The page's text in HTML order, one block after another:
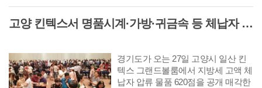
음은 8월 10일자 6급 부팀장 이하 인
사발령 사항이다.
고양 킨텍스서 명품시계·가방·귀금속 등 체납자 압류 동산 620점 공개 경매
경기도가 오는 27일 고양시 일산 킨
텍스 그랜드볼룸에서 지방세 고액 체
납자 압류 물품 620점을 공개 매각한